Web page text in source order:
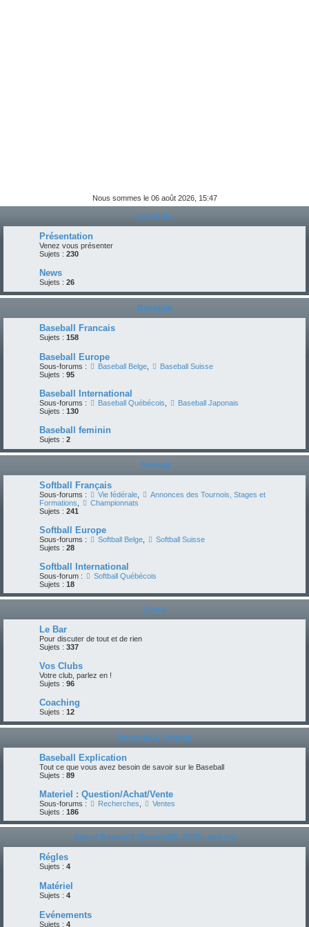
Nous sommes le 06 août 2026, 15:47
Le Forum
Présentation
Venez vous présenter
Sujets : 230
News
Sujets : 26
Baseball
Baseball Francais
Sujets : 158
Baseball Europe
Sous-forums : Baseball Belge,
Baseball Suisse
Sujets : 95
Baseball International
Sous-forums : Baseball Québécois
Baseball Japonais
Sujets : 130
Baseball feminin
Sujets : 2
Softball
Softball Français
Sous-forums : Vie fédérale,
Annonces des Tournois, Stages et
Formations
Championnats
Sujets : 241
Softball Europe
Sous-forums : Softball Belge,
Softball Suisse
Sujets : 28
Softball International
Sous-forum :
Softball Québécois
Sujets : 18
Autre
Le Bar
Pour discuter de tout et de rien
Sujets : 337
Vos Clubs
Votre club, parlez en !
Sujets : 96
Coaching
Sujets : 12
Baseball & Softball
Baseball Explication
Tout ce que vous avez besoin de savoir sur le Baseball
Sujets : 89
Materiel : Question/Achat/Vente
Sous-forums : Recherches
Ventes
Sujets : 186
Street Baseball (Baseball5, Wiffle and co)
Régles
Sujets : 4
Matériel
Sujets : 4
Evénements
Sujets : 4